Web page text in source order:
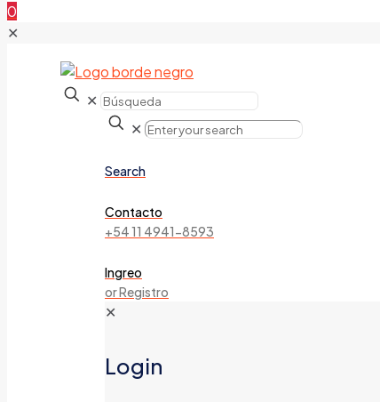
0
✕
✕
✕
Search
Contacto
+54 11 4941-8593
Ingreo
or Registro
✕
Login